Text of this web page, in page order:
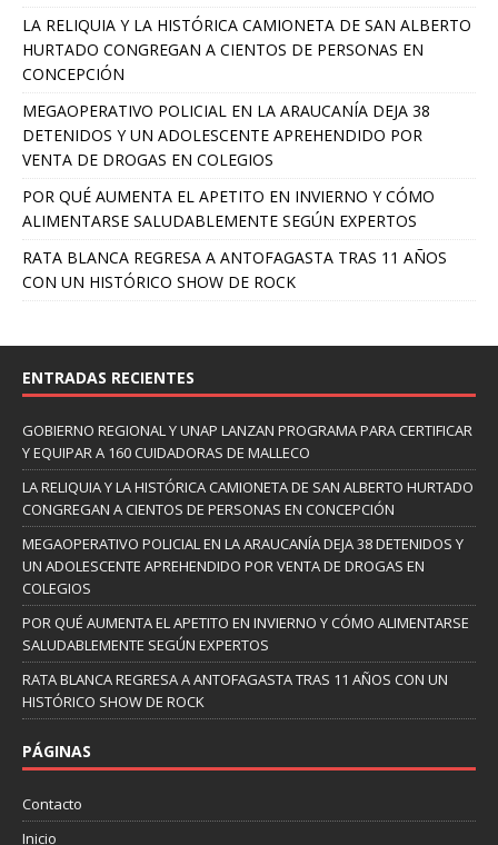
LA RELIQUIA Y LA HISTÓRICA CAMIONETA DE SAN ALBERTO
HURTADO CONGREGAN A CIENTOS DE PERSONAS EN
CONCEPCIÓN
MEGAOPERATIVO POLICIAL EN LA ARAUCANÍA DEJA 38
DETENIDOS Y UN ADOLESCENTE APREHENDIDO POR
VENTA DE DROGAS EN COLEGIOS
POR QUÉ AUMENTA EL APETITO EN INVIERNO Y CÓMO
ALIMENTARSE SALUDABLEMENTE SEGÚN EXPERTOS
RATA BLANCA REGRESA A ANTOFAGASTA TRAS 11 AÑOS
CON UN HISTÓRICO SHOW DE ROCK
ENTRADAS RECIENTES
GOBIERNO REGIONAL Y UNAP LANZAN PROGRAMA PARA CERTIFICAR
Y EQUIPAR A 160 CUIDADORAS DE MALLECO
LA RELIQUIA Y LA HISTÓRICA CAMIONETA DE SAN ALBERTO HURTADO
CONGREGAN A CIENTOS DE PERSONAS EN CONCEPCIÓN
MEGAOPERATIVO POLICIAL EN LA ARAUCANÍA DEJA 38 DETENIDOS Y
UN ADOLESCENTE APREHENDIDO POR VENTA DE DROGAS EN
COLEGIOS
POR QUÉ AUMENTA EL APETITO EN INVIERNO Y CÓMO ALIMENTARSE
SALUDABLEMENTE SEGÚN EXPERTOS
RATA BLANCA REGRESA A ANTOFAGASTA TRAS 11 AÑOS CON UN
HISTÓRICO SHOW DE ROCK
PÁGINAS
Contacto
Inicio